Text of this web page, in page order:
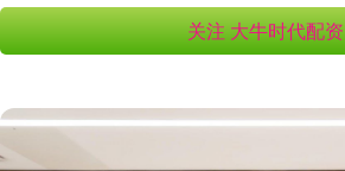
关注 大牛时代配资